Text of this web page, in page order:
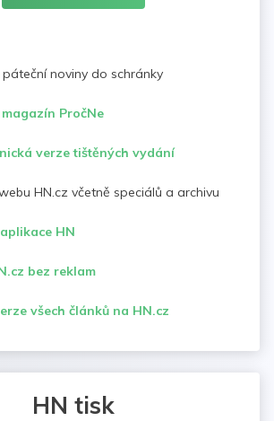
noviny do schránky
magazín PročNe
verze tištěných vydání
HN.cz včetně speciálů a archivu
aplikace HN
bez reklam
všech článků na HN.cz
HN tisk